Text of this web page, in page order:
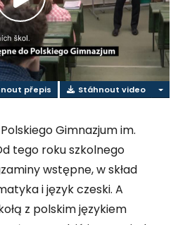
Přehrát
video
přepis Stáhnout video
Gimnazjum im.
tego roku szkolnego
wstępne, w skład
i język czeski. A
z polskim językiem